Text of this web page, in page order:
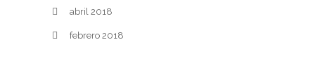
abril 2018
febrero 2018